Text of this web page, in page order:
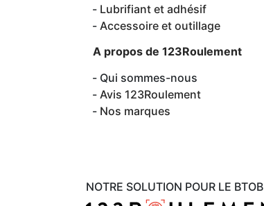
NOTRE SOLUTION POUR LE BTOB
Lubrifiant et adhésif
Accessoire et outillage
A propos de 123Roulement
Qui sommes-nous
Avis 123Roulement
Nos marques